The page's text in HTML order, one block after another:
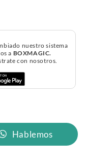
nuestro sistema
a BOXMAGIC.
con nosotros.
Hablemos